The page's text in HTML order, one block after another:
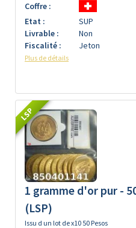
Coffre :
Etat :
SUP
Livrable :
Non
Fiscalité :
Jeton
Plus de détails
LSP
1 gramme d'or pur -
(LSP)
Issu d un lot de x10 50 Pesos